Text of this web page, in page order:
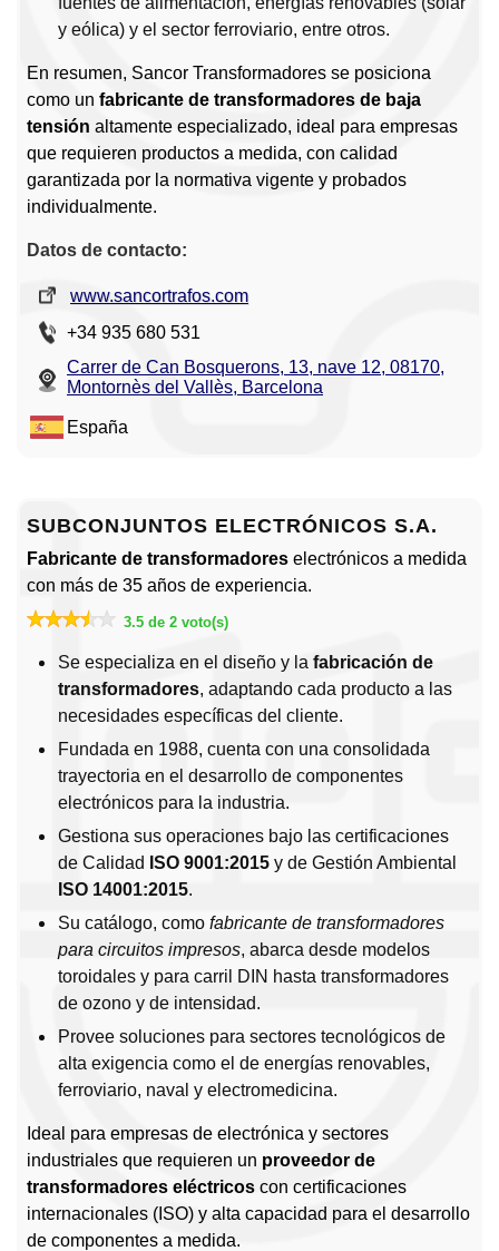
y eólica) y el sector ferroviario, entre otros.
En resumen, Sancor Transformadores se posiciona
como un fabricante de transformadores de baja
tensión altamente especializado, ideal para empresas
que requieren productos a medida, con calidad
garantizada por la normativa vigente y probados
individualmente.
Datos de contacto:
www.sancortrafos.com
+34 935 680 531
Carrer de Can Bosquerons, 13, nave 12, 08170,
Montornès del Vallès, Barcelona
España
SUBCONJUNTOS ELECTRÓNICOS S.A.
Fabricante de transformadores electrónicos a medida
con más de 35 años de experiencia.
3.5 de 2 voto(s)
Se especializa en el diseño y la fabricación de
transformadores, adaptando cada producto a las
necesidades específicas del cliente.
Fundada en 1988, cuenta con una consolidada
trayectoria en el desarrollo de componentes
electrónicos para la industria.
Gestiona sus operaciones bajo las certificaciones
de Calidad ISO 9001:2015 y de Gestión Ambiental
ISO 14001:2015.
Su catálogo, como fabricante de transformadores
para circuitos impresos, abarca desde modelos
toroidales y para carril DIN hasta transformadores
de ozono y de intensidad.
Provee soluciones para sectores tecnológicos de
alta exigencia como el de energías renovables,
ferroviario, naval y electromedicina.
Ideal para empresas de electrónica y sectores
industriales que requieren un proveedor de
transformadores eléctricos con certificaciones
internacionales (ISO) y alta capacidad para el desarrollo
de componentes a medida.